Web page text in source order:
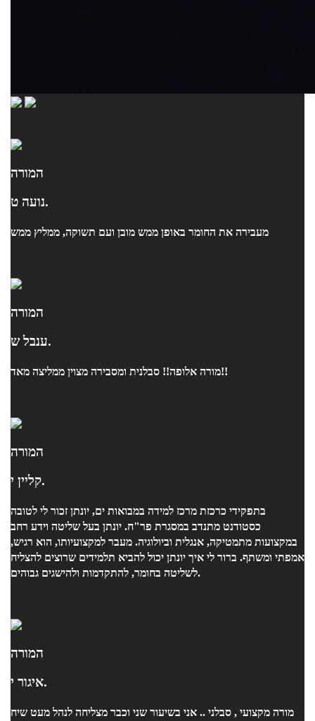
המורה
נועה ט.
מעבירה את החומר באופן ממש מובן ועם תשוקה, ממליץ ממש
המורה
ענבל ש.
מורה אלופה!! סבלנית ומסבירה מצוין ממליצה מאד!!
המורה
קליין י.
בתפקידי כרכזת מרכז למידה במבואות ים, יונתן זכור לי לטובה
כסטודנט מתנדב במסגרת פר"ח. יונתן בעל שליטה וידע רחב
במקצועות מתמטיקה, אנגלית וביולוגיה. מעבר למקצועיותו, הוא רגיש,
אמפתי ומשתף. ברור לי איך יונתן יכול להביא תלמידים שרוצים להצליח
לשליטה בחומר, להתקדמות ולהישגים גבוהים.
המורה
איגור י.
מורה מקצועי , סבלני .. אני בשיעור שני וכבר מצליחה לנהל מעט שיח